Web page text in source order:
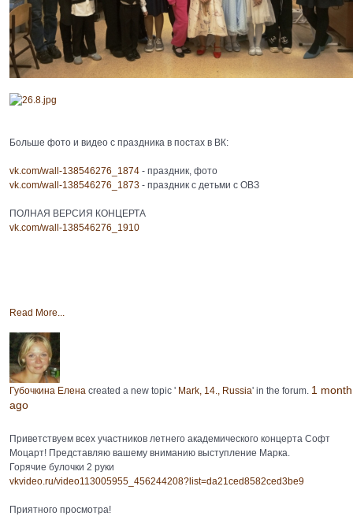
Больше фото и видео с праздника в постах в ВК:
vk.com/wall-138546276_1874 - праздник, фото
vk.com/wall-138546276_1873 - праздник с детьми с ОВЗ
ПОЛНАЯ ВЕРСИЯ КОНЦЕРТА
vk.com/wall-138546276_1910
Read More...
Губочкина Елена created a new topic ' Mark, 14., Russia' in the forum. 1 month
ago
Приветствуем всех участников летнего академического концерта Софт
Моцарт! Представляю вашему вниманию выступление Марка.
Горячие булочки 2 руки
vkvideo.ru/video113005955_456244208?list=da21ced8582ced3be9
Приятного просмотра!